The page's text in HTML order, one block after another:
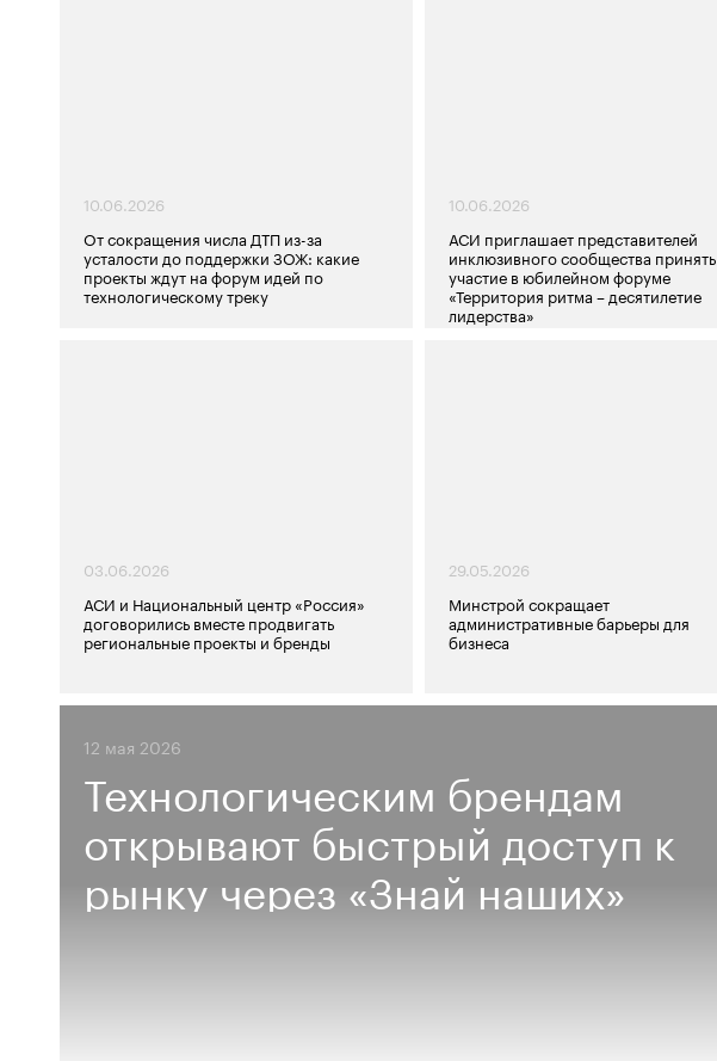
10.06.2026
От сокращения числа ДТП из-за
усталости до поддержки ЗОЖ: какие
проекты ждут на форум идей по
технологическому треку
10.06.2026
АСИ приглашает представителей
инклюзивного сообщества принять
участие в юбилейном форуме
«Территория ритма – десятилетие
лидерства»
03.06.2026
АСИ и Национальный центр «Россия»
договорились вместе продвигать
региональные проекты и бренды
29.05.2026
Минстрой сокращает
административные барьеры для
бизнеса
12 мая 2026
Технологическим брендам
открывают быстрый доступ к
рынку через «Знай наших»